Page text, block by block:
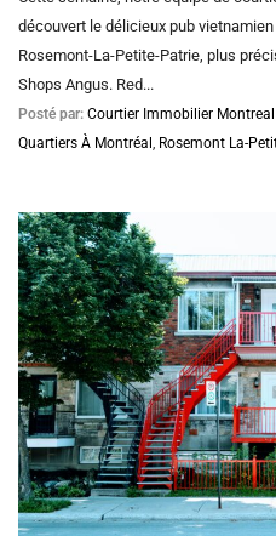
découvert le délicieux pub
Rosemont-La-Petite-Patrie, plus
Shops Angus. Red...
Posté par: Courtier Immobilier Montreal
Quartiers À Montréal , Rosemont La-